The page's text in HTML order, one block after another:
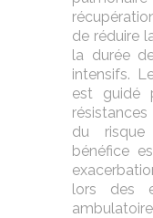
de réduire
la durée
intensifs.
est guidé
du risque
bénéfice
lors des